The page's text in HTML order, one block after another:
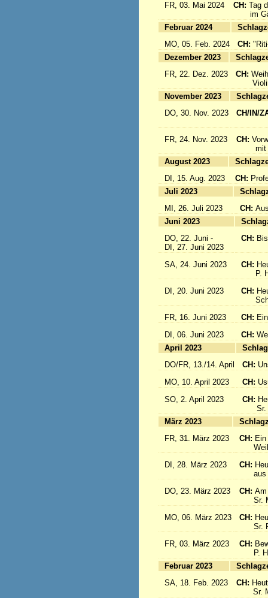
FR, 03. Mai 2024
CH: Tag
im
Februar 2024
MO, 05. Feb. 2024
CH:
Dezember 2023
FR, 22. Dez. 2023
CH:
November 2023
DO, 30. Nov. 2023
CH/IN/
FR, 24. Nov. 2023
CH:
mit
August 2023
DI, 15. Aug. 2023
CH:
Juli 2023
MI, 26. Juli 2023
CH:
Juni 2023
DO, 22. Juni -
DI, 27. Juni 2023
CH:
SA, 24. Juni 2023 CH:
P.
DI, 20. Juni 2023
CH:
FR, 16. Juni 2023
CH:
DI, 06. Juni 2023
CH:
April 2023
DO/FR, 13./14. April
CH:
MO, 10. April 2023
CH:
SO, 2. April 2023
CH:
Sr.
März 2023
FR, 31. März 2023
CH:
DI, 28. März 2023
CH:
aus
DO, 23. März 2023
CH:
Sr.
MO, 06. März 2023
CH:
Sr.
FR, 03. März 2023
CH:
P.
Februar 2023
SA, 18. Feb. 2023
CH:
Sr.